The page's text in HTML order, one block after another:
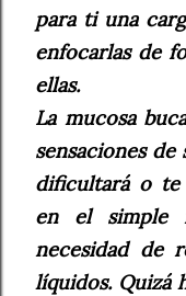
para ti una
enfocarlas de
ellas.
La mucosa
sensaciones
dificultará o te
en el simple
necesidad de
líquidos. Quizá